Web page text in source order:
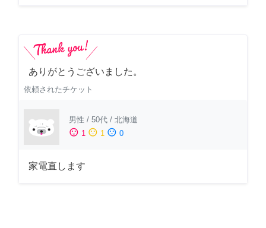
ありがとうございました。
依頼されたチケット
男性 / 50代 / 北海道
sentiment_satisfied 1 sentiment_neutral 1 sentiment_dissatisfied 0
家電直します